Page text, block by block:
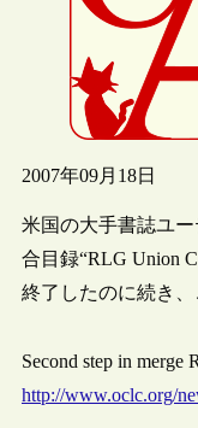
2007年09月18日
米国の大手書誌ユ
合目録“RLG Union
終了したのに続き、
Second step in
http://www.oclc.org/